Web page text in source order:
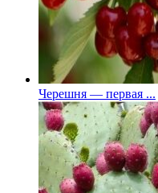
Черешня — первая ...